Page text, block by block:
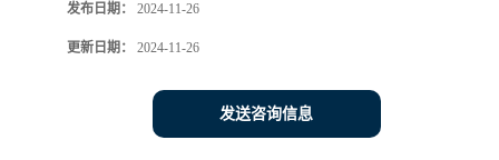
发布日期： 2024-11-26
更新日期： 2024-11-26
发送咨询信息